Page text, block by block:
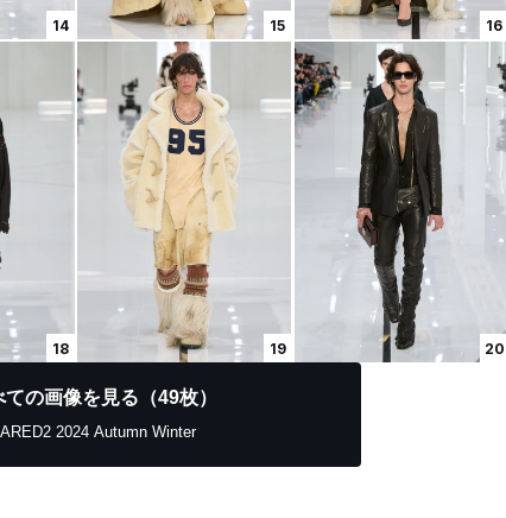
14 15 16
18 19 20
ての画像を見る（49枚）
2024 Autumn Winter